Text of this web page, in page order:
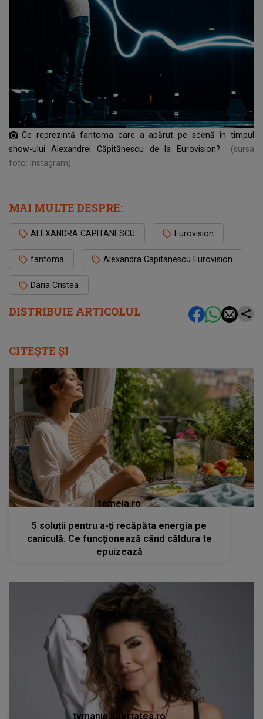
DISTRIBUIE ARTICOLUL
Ce reprezintă fantoma care a apărut pe scenă în timpul
show-ului Alexandrei Căpitănescu de la Eurovision?
(sursa
foto: Instagram)
MAI MULTE DESPRE:
ALEXANDRA CAPITANESCU Eurovision
fantoma Alexandra Capitanescu Eurovision
Daria Cristea
CITEȘTE ȘI
femeia.ro
5 soluții pentru a-ți recăpăta energia pe
caniculă. Ce funcționează când căldura te
epuizează
tvmania.libertatea.ro